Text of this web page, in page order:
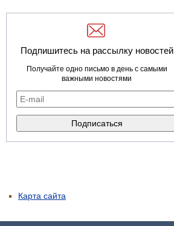
Подпишитесь на рассылку новостей
Получайте одно письмо в день с самыми
важными новостями
Карта сайта